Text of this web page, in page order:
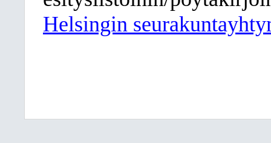
Helsingin